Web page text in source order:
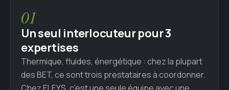
01
Un seul interlocuteur pour 3
expertises
Thermique, fluides, énergétique : chez la plupart
des BET, ce sont trois prestataires à coordonner.
Chez ELEYS, c’est une seule équipe avec une